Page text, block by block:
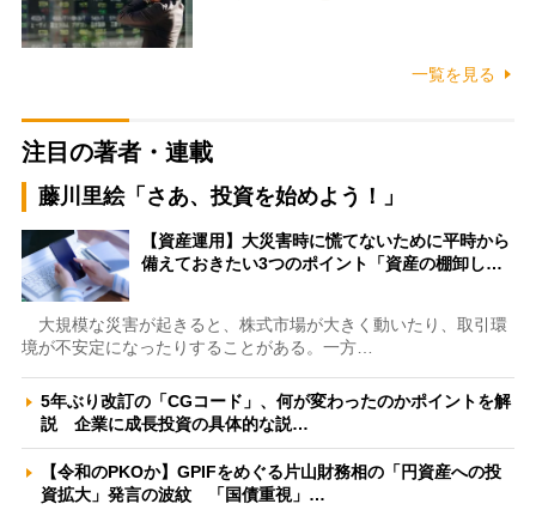
一覧を見る
注目の著者・連載
藤川里絵「さあ、投資を始めよう！」
【資産運用】大災害時に慌てないために平時から
備えておきたい3つのポイント「資産の棚卸し…
大規模な災害が起きると、株式市場が大きく動いたり、取引環
境が不安定になったりすることがある。一方…
5年ぶり改訂の「CGコード」、何が変わったのかポイントを解
説 企業に成長投資の具体的な説…
【令和のPKOか】GPIFをめぐる片山財務相の「円資産への投
資拡大」発言の波紋 「国債重視」…